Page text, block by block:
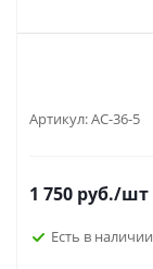
Артикул:AC-36-5
1 750 руб./шт
Есть в наличии